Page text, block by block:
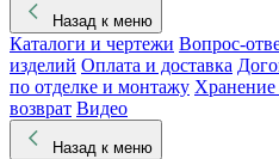
Назад к меню
Каталоги и чертежи Вопрос-
изделий Оплата и доставка
по отделке и монтажу Хранение
возврат Видео
Назад к меню